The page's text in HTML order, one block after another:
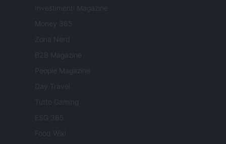
Investimenti Magazine
Money 365
Zona Nerd
B2B Magazine
People Magazine
Day Travel
Tutto Gaming
ESG 365
Food Wiki